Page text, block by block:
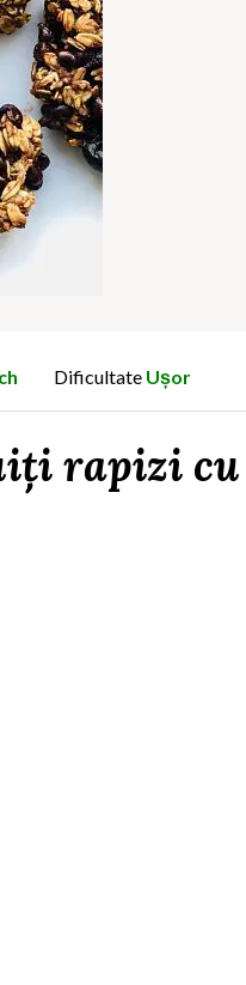
Dificultate Ușor
rapizi cu